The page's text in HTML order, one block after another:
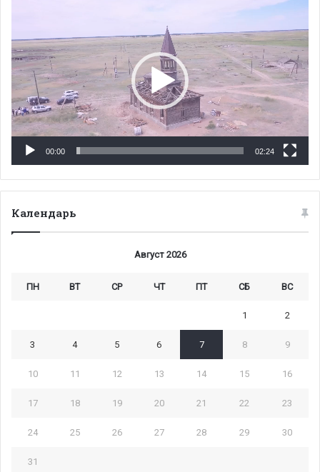
00:00 02:24
Календарь
Август 2026
ПН ВТ СР ЧТ ПТ СБ ВС
1 2
3 4 5 6 7 8 9
10 11 12 13 14 15 16
17 18 19 20 21 22 23
24 25 26 27 28 29 30
31